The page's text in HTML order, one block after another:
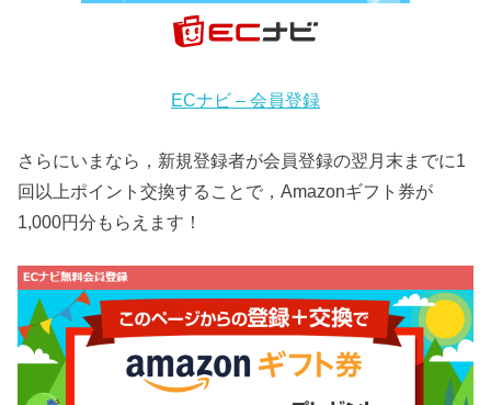
ECナビ – 会員登録
さらにいまなら，新規登録者が会員登録の翌月末までに1
回以上ポイント交換することで，Amazonギフト券が
1,000円分もらえます！